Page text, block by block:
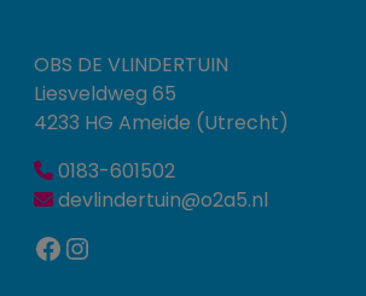
OBS DE VLINDERTUIN
Liesveldweg 65
4233 HG Ameide (Utrecht)
0183-601502
devlindertuin@o2a5.nl
Facebook Instagram